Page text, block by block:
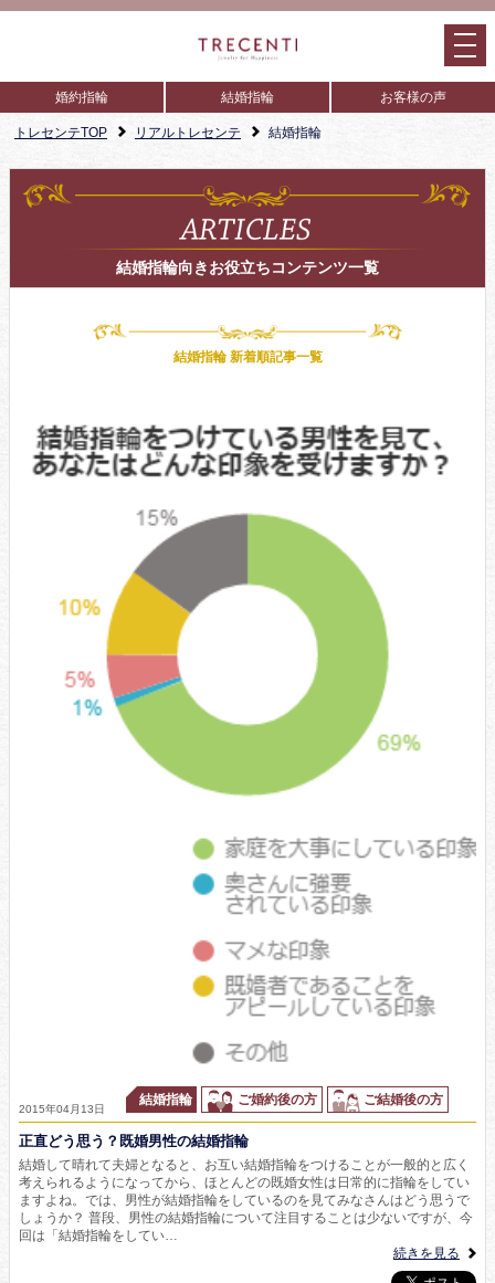
お客様の声
結婚指輪
婚約指輪
トレセンテTOP リアルトレセンテ 結婚指輪
結婚指輪向きお役立ちコンテンツ一覧
結婚指輪 新着順記事一覧
2015年04月13日
結婚指輪 ご婚約後の方 ご結婚後の方
正直どう思う？既婚男性の結婚指輪
結婚して晴れて夫婦となると、お互い結婚指輪をつけることが一般的と広く
考えられるようになってから、ほとんどの既婚女性は日常的に指輪をしてい
ますよね。では、男性が結婚指輪をしているのを見てみなさんはどう思うで
しょうか？ 普段、男性の結婚指輪について注目することは少ないですが、今
回は「結婚指輪をしてい…
続きを見る